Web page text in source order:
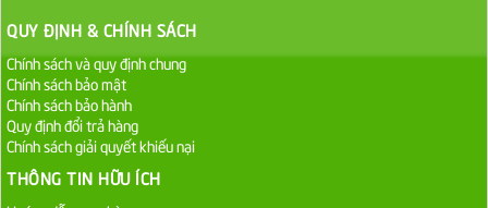
Dầu Ăn Tường An Cooking Oil 25kg
QUY ĐỊNH & CHÍNH SÁCH
Chính sách và quy định chung
Chính sách bảo mật
Chính sách bảo hành
Quy định đổi trả hàng
Chính sách giải quyết khiếu nại
THÔNG TIN HỮU ÍCH